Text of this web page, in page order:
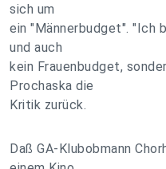
sich um
ein "Männerbudget". "Ich
und auch
kein Frauenbudget,
Prochaska die
Kritik zurück.
Daß GA-Klubobmann